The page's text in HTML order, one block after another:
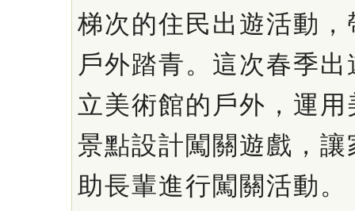
梯次的住民出遊活動
戶外踏青。這次春季
立美術館的戶外，運
景點設計闖關遊戲，
助長輩進行闖關活動。